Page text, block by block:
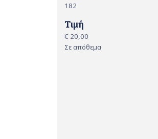
182
Τιμή
€ 20,00
Σε απόθεμα